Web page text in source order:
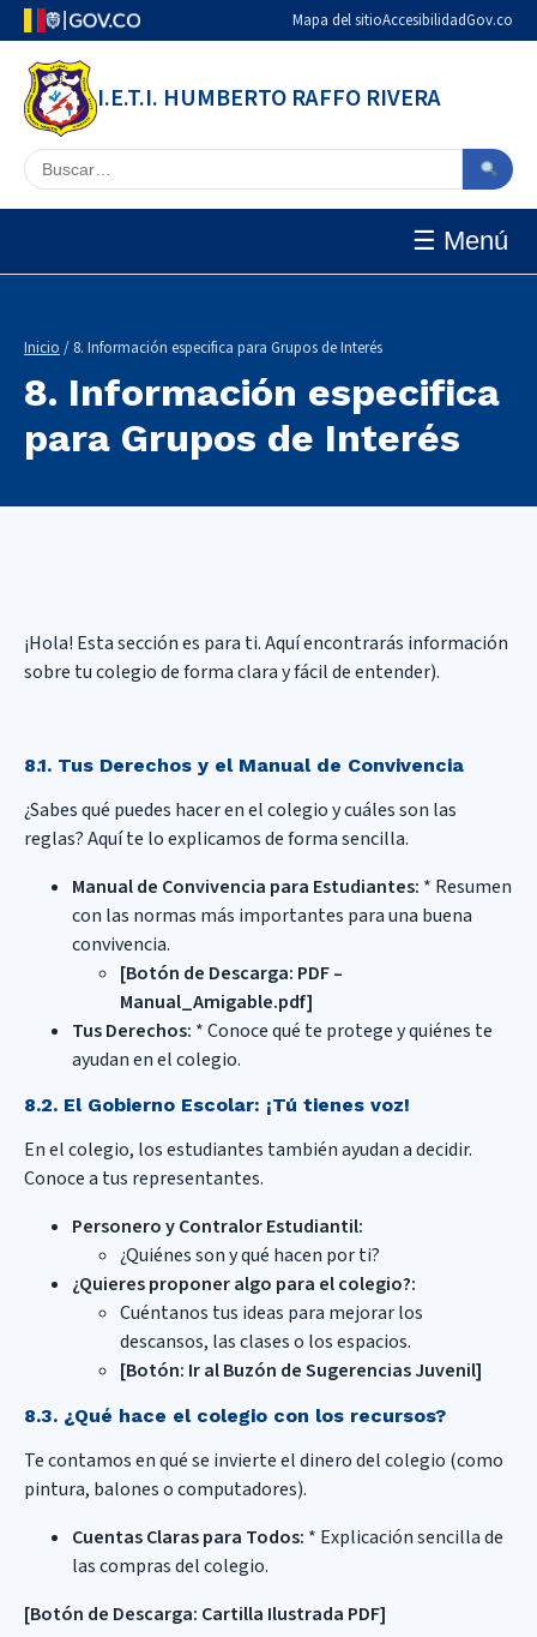
Mapa del sitioAccesibilidadGov.co
I.E.T.I. HUMBERTO RAFFO RIVERA
Buscar en el sitio
☰ Menú
Inicio / 8. Información especifica para Grupos de Interés
8. Información especifica
para Grupos de Interés
¡Hola! Esta sección es para ti. Aquí encontrarás información
sobre tu colegio de forma clara y fácil de entender).
8.1. Tus Derechos y el Manual de Convivencia
¿Sabes qué puedes hacer en el colegio y cuáles son las
reglas? Aquí te lo explicamos de forma sencilla.
Manual de Convivencia para Estudiantes: * Resumen
con las normas más importantes para una buena
convivencia.
[Botón de Descarga: PDF –
Manual_Amigable.pdf]
Tus Derechos: * Conoce qué te protege y quiénes te
ayudan en el colegio.
8.2. El Gobierno Escolar: ¡Tú tienes voz!
En el colegio, los estudiantes también ayudan a decidir.
Conoce a tus representantes.
Personero y Contralor Estudiantil:
¿Quiénes son y qué hacen por ti?
¿Quieres proponer algo para el colegio?:
Cuéntanos tus ideas para mejorar los
descansos, las clases o los espacios.
[Botón: Ir al Buzón de Sugerencias Juvenil]
8.3. ¿Qué hace el colegio con los recursos?
Te contamos en qué se invierte el dinero del colegio (como
pintura, balones o computadores).
Cuentas Claras para Todos: * Explicación sencilla de
las compras del colegio.
[Botón de Descarga: Cartilla Ilustrada PDF]